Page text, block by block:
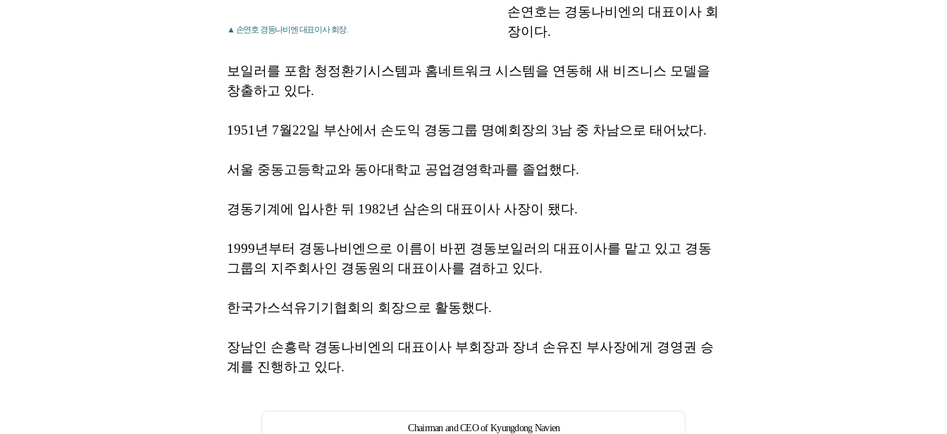
▲ 손연호 경동나비엔 대표이사 회장.
손연호는 경동나비엔의 대표이사 회
장이다.
보일러를 포함 청정환기시스템과 홈네트워크 시스템을 연동해 새 비즈니스 모델을
창출하고 있다.
1951년 7월22일 부산에서 손도익 경동그룹 명예회장의 3남 중 차남으로 태어났다.
서울 중동고등학교와 동아대학교 공업경영학과를 졸업했다.
경동기계에 입사한 뒤 1982년 삼손의 대표이사 사장이 됐다.
1999년부터 경동나비엔으로 이름이 바뀐 경동보일러의 대표이사를 맡고 있고 경동
그룹의 지주회사인 경동원의 대표이사를 겸하고 있다.
한국가스석유기기협회의 회장으로 활동했다.
장남인 손흥락 경동나비엔의 대표이사 부회장과 장녀 손유진 부사장에게 경영권 승
계를 진행하고 있다.
Chairman and CEO of Kyungdong Navien